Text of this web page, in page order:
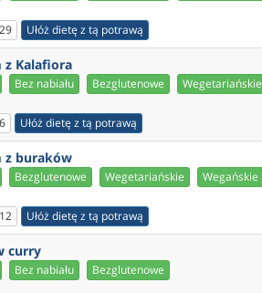
29 Ułóż dietę z tą potrawą
z Kalafiora
Bez nabiału Bezglutenowe Wegetariańskie
6 Ułóż dietę z tą potrawą
z buraków
Bezglutenowe Wegetariańskie Wegańskie
12 Ułóż dietę z tą potrawą
curry
Bez nabiału Bezglutenowe